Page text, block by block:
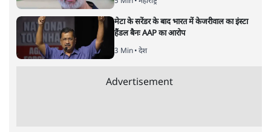
नतीजों पर परदे डालता घोषणा प्रधान
बजट!
अर्थतंत्र| अनन्त मित्तल| 1 FEB, 2026